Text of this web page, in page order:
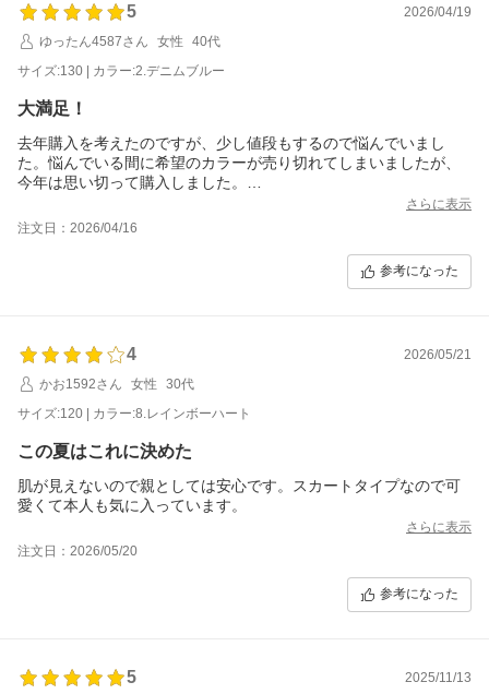
5
2026/04/19
ゆったん4587さん
女性
40代
サイズ:130 | カラー:2.デニムブルー
大満足！
去年購入を考えたのですが、少し値段もするので悩んでいまし
た。悩んでいる間に希望のカラーが売り切れてしまいましたが、
今年は思い切って購入しました。
レビューを参考に、普段のボトムス120cmを着ている娘（110.2c
m21.3kg)に130cmを購入！
少し大きめですが、ずり落ちてくる事もないですし、レギンスも
ピタッとしているので折らなくても問題ありませんでした。
さらに表示
注文日：2026/04/16
参考になった
4
2026/05/21
かお1592さん
女性
30代
サイズ:120 | カラー:8.レインボーハート
この夏はこれに決めた
肌が見えないので親としては安心です。スカートタイプなので可
愛くて本人も気に入っています。
さらに表示
注文日：2026/05/20
参考になった
5 2025/11/13